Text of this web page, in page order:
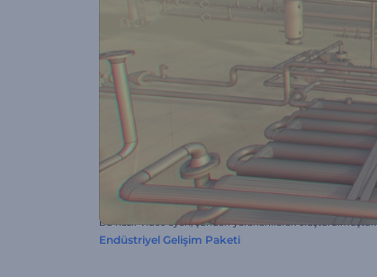
Bu hazır video ayarı, şundan yararlanılarak oluşturulmuştur:
Endüstriyel Gelişim Paketi